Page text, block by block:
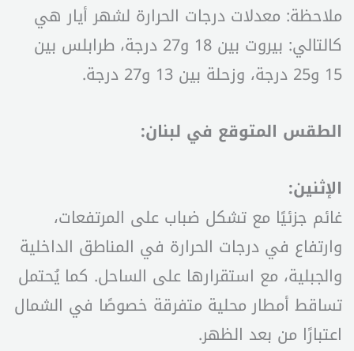
ملاحظة: معدلات درجات الحرارة لشهر أيار هي
كالتالي: بيروت بين 18 و27 درجة، طرابلس بين
15 و25 درجة، وزحلة بين 13 و27 درجة.
الطقس المتوقع في لبنان:
الإثنين:
غائم جزئيًا مع تشكل ضباب على المرتفعات،
وارتفاع في درجات الحرارة في المناطق الداخلية
والجبلية، مع استقرارها على الساحل. كما يُحتمل
تساقط أمطار محلية متفرقة خصوصًا في الشمال
اعتبارًا من بعد الظهر.